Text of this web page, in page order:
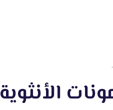
الأنثوية